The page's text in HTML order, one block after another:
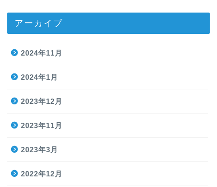
アーカイブ
2024年11月
2024年1月
2023年12月
2023年11月
2023年3月
2022年12月